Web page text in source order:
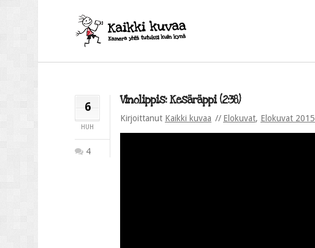
6
HUH
4
Vinolippis: Kesäräppi (2:38)
Kirjoittanut Kaikki kuvaa Elokuvat, Elokuvat 2015